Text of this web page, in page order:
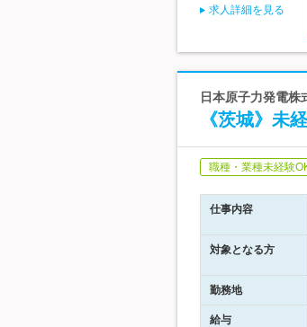
求人詳細を見る
日本原子力発電
《茨城》未
職種・業種未経験
仕事内容
対象となる方
勤務地
給与